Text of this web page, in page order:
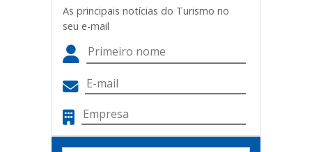
As principais notícias do Turismo no
seu e-mail